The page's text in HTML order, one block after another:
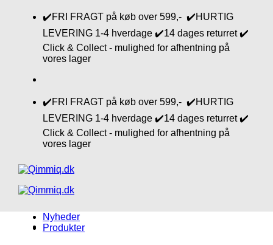
✔️FRI FRAGT på køb over 599,- ✔️HURTIG
LEVERING 1-4 hverdage ✔️14 dages returret ✔️
Click & Collect - mulighed for afhentning på
vores lager
✔️FRI FRAGT på køb over 599,- ✔️HURTIG
LEVERING 1-4 hverdage ✔️14 dages returret ✔️
Click & Collect - mulighed for afhentning på
vores lager
Nyheder
Produkter